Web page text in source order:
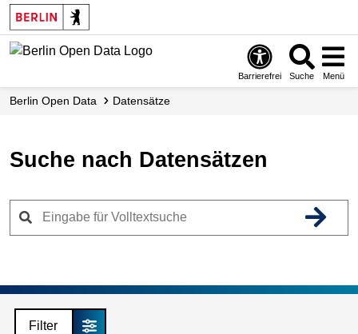
Skip
to
main
Barrierefrei Suche Menü
Berlin Open Data Datensätze
Suche nach Datensätzen
Filter